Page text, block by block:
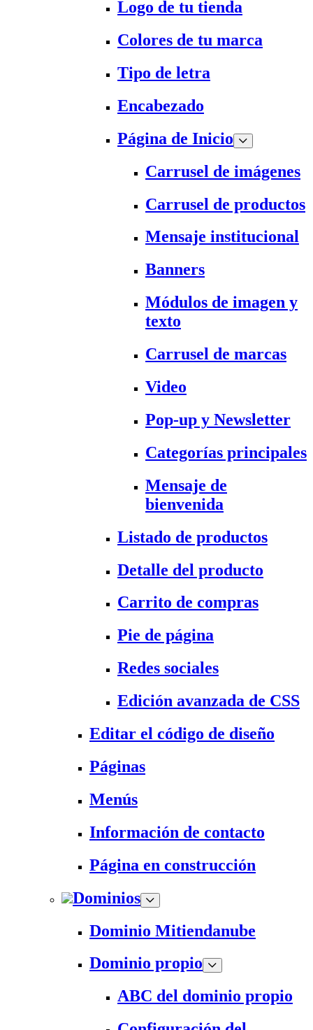
Logo de tu tienda
Colores de tu marca
Tipo de letra
Encabezado
Página de Inicio
Carrusel de imágenes
Carrusel de productos
Mensaje institucional
Banners
Módulos de imagen y
texto
Carrusel de marcas
Video
Pop-up y Newsletter
Categorías principales
Mensaje de
bienvenida
Listado de productos
Detalle del producto
Carrito de compras
Pie de página
Redes sociales
Edición avanzada de CSS
Editar el código de diseño
Páginas
Menús
Información de contacto
Página en construcción
Dominios
Dominio Mitiendanube
Dominio propio
ABC del dominio propio